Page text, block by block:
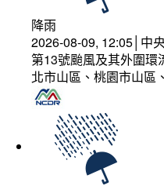
降雨
2026-08-09, 12:05│中
第13號颱風及其外圍環
北市山區、桃園市山區